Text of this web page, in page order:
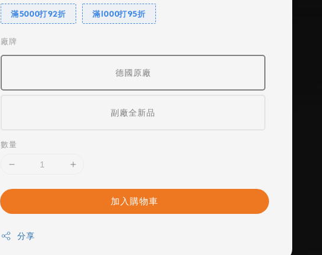
滿5000打92折 滿1000打95折
廠牌
德國原廠
副廠全新品
數量
加入購物車
分享